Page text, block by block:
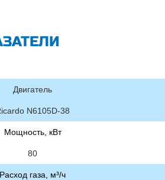
Двигатель
N6105D-38
Мощность, кВт
80
Расход газа, м³/ч